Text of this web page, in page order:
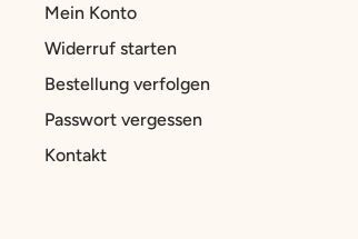
Mein Konto
Widerruf starten
Bestellung verfolgen
Passwort vergessen
Kontakt